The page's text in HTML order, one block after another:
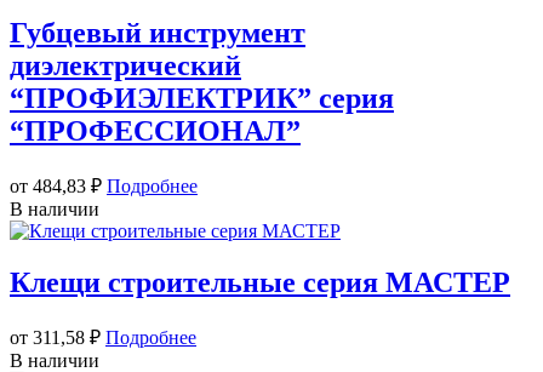
Губцевый инструмент
диэлектрический
“ПРОФИЭЛЕКТРИК” серия
“ПРОФЕССИОНАЛ”
от 484,83 ₽ Подробнее
В наличии
Клещи строительные серия МАСТЕР
от 311,58 ₽ Подробнее
В наличии